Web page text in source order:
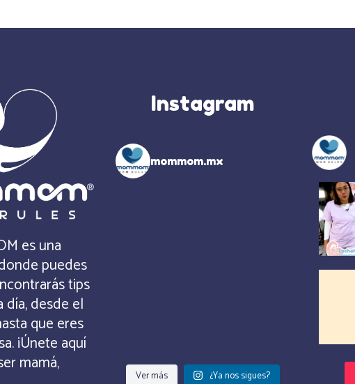
es una
puedes
tips
día, desde el
que eres
¡Únete aquí
mamá,
Instagram
mommom.mx
Ver más ¿Ya nos sigues?